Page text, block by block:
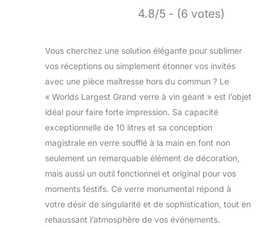
4.8/5 - (6 votes)
Vous cherchez une solution élégante pour sublimer
vos réceptions ou simplement étonner vos invités
avec une pièce maîtresse hors du commun ? Le
« Worlds Largest Grand verre à vin géant » est l’objet
idéal pour faire forte impression. Sa capacité
exceptionnelle de 10 litres et sa conception
magistrale en verre soufflé à la main en font non
seulement un remarquable élément de décoration,
mais aussi un outil fonctionnel et original pour vos
moments festifs. Ce verre monumental répond à
votre désir de singularité et de sophistication, tout en
rehaussant l’atmosphère de vos événements.